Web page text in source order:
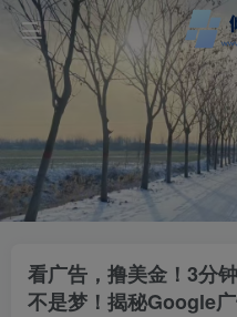
看广告，撸美金！3分
不是梦！揭秘Google